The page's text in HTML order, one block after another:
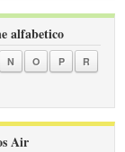
alfabetico
N O P
R
Air